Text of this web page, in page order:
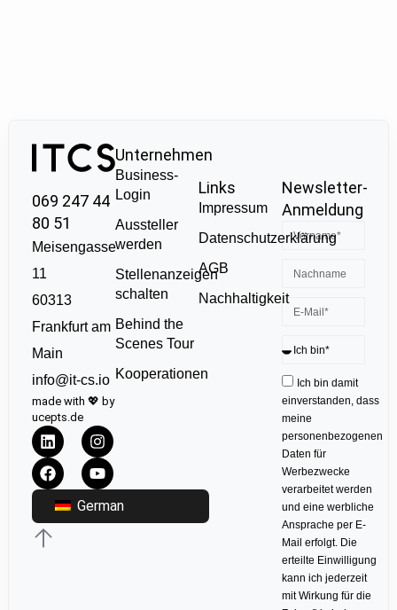
069 247 44
80 51
Meisengasse
11
60313
Frankfurt am
Main
info@it-cs.io
made with 💖 by
ucepts.de
German
Unternehmen
Business-
Login
Aussteller
werden
Stellenanzeigen
schalten
Behind the
Scenes Tour
Kooperationen
Links
Impressum
Datenschutzerklärung
AGB
Nachhaltigkeit
Newsletter-
Anmeldung
Ich bin damit
einverstanden, dass
meine
personenbezogenen
Daten für
Werbezwecke
verarbeitet werden
und eine werbliche
Ansprache per E-
Mail erfolgt. Die
erteilte Einwilligung
kann ich jederzeit
mit Wirkung für die